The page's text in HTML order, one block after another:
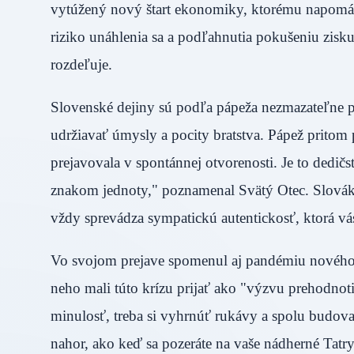
vytúžený nový štart ekonomiky, ktorému
riziko unáhlenia sa a podľahnutia pokušeniu
rozdeľuje.
Slovenské dejiny sú podľa pápeža
udržiavať úmysly a pocity bratstva. Pápež
prejavovala v spontánnej otvorenosti. Je to
znakom jednoty," poznamenal Svätý Otec.
vždy sprevádza sympatickú autentickosť,
Vo svojom prejave spomenul aj pandémiu
neho mali túto krízu prijať ako "výzvu
minulosť, treba si vyhrnúť rukávy a spolu
nahor, ako keď sa pozeráte na vaše nádherné